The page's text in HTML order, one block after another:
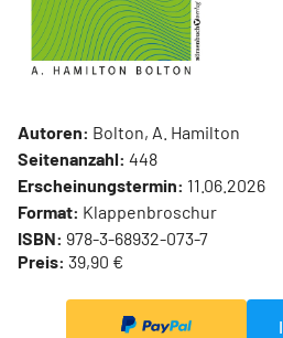
Autoren: Bolton, A. Hamilton
Seitenanzahl: 448
Erscheinungstermin: 11.06.2026
Format: Klappenbroschur
ISBN: 978-3-68932-073-7
Preis: 39,90 €